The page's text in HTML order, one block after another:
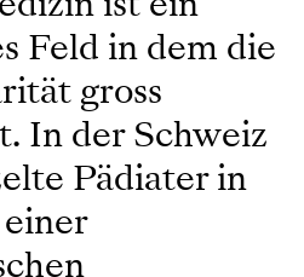
Feld in dem die
gross
In der Schweiz
Pädiater in